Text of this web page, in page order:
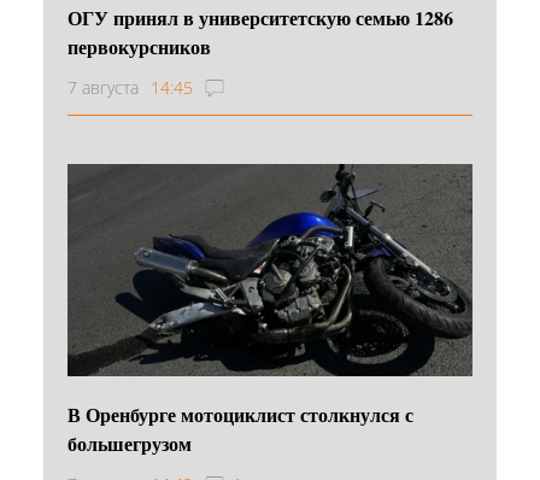
ОГУ принял в университетскую семью 1286
первокурсников
7 августа 14:45
В Оренбурге мотоциклист столкнулся с
большегрузом